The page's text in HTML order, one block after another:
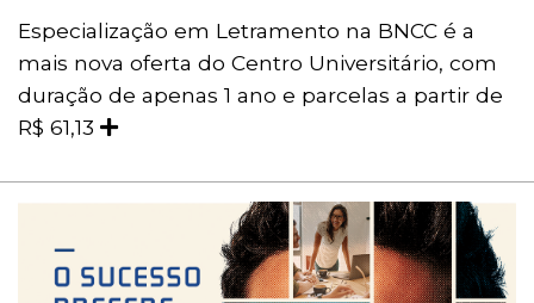
Especialização em Letramento na BNCC é a
mais nova oferta do Centro Universitário, com
duração de apenas 1 ano e parcelas a partir de
R$ 61,13